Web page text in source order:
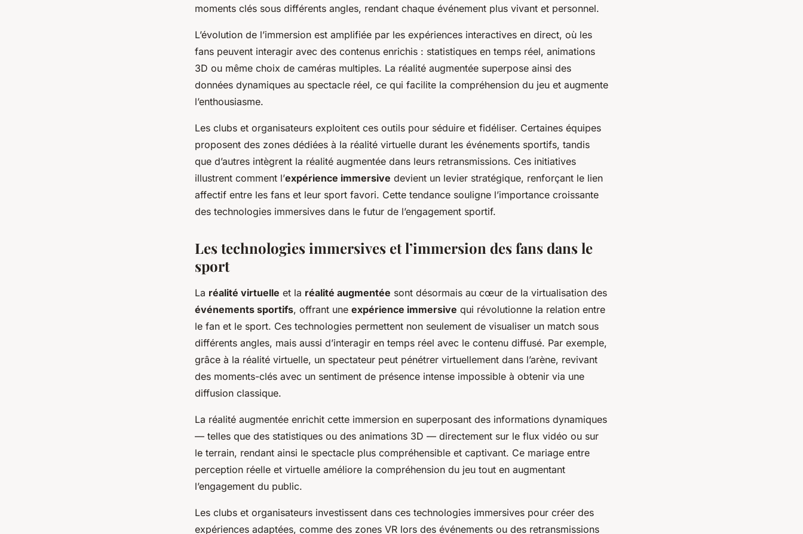
moments clés sous différents angles, rendant chaque événement plus vivant et personnel.
L’évolution de l’immersion est amplifiée par les expériences interactives en direct, où les
fans peuvent interagir avec des contenus enrichis : statistiques en temps réel, animations
3D ou même choix de caméras multiples. La réalité augmentée superpose ainsi des
données dynamiques au spectacle réel, ce qui facilite la compréhension du jeu et augmente
l’enthousiasme.
Les clubs et organisateurs exploitent ces outils pour séduire et fidéliser. Certaines équipes
proposent des zones dédiées à la réalité virtuelle durant les événements sportifs, tandis
que d’autres intègrent la réalité augmentée dans leurs retransmissions. Ces initiatives
illustrent comment l’expérience immersive devient un levier stratégique, renforçant le lien
affectif entre les fans et leur sport favori. Cette tendance souligne l’importance croissante
des technologies immersives dans le futur de l’engagement sportif.
Les technologies immersives et l’immersion des fans dans le
sport
La réalité virtuelle et la réalité augmentée sont désormais au cœur de la virtualisation des
événements sportifs, offrant une expérience immersive qui révolutionne la relation entre
le fan et le sport. Ces technologies permettent non seulement de visualiser un match sous
différents angles, mais aussi d’interagir en temps réel avec le contenu diffusé. Par exemple,
grâce à la réalité virtuelle, un spectateur peut pénétrer virtuellement dans l’arène, revivant
des moments-clés avec un sentiment de présence intense impossible à obtenir via une
diffusion classique.
La réalité augmentée enrichit cette immersion en superposant des informations dynamiques
— telles que des statistiques ou des animations 3D — directement sur le flux vidéo ou sur
le terrain, rendant ainsi le spectacle plus compréhensible et captivant. Ce mariage entre
perception réelle et virtuelle améliore la compréhension du jeu tout en augmentant
l’engagement du public.
Les clubs et organisateurs investissent dans ces technologies immersives pour créer des
expériences adaptées, comme des zones VR lors des événements ou des retransmissions